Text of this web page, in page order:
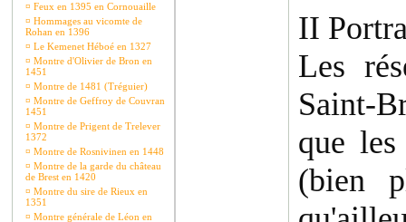
¤ Feux en 1395 en Cornouaille
¤ Hommages au vicomte de
Rohan en 1396
¤ Le Kemenet Héboé en 1327
¤ Montre d'Olivier de Bron en
1451
¤ Montre de 1481 (Tréguier)
¤ Montre de Geffroy de Couvran
1451
¤ Montre de Prigent de Trelever
1372
¤ Montre de Rosnivinen en 1448
¤ Montre de la garde du château
de Brest en 1420
¤ Montre du sire de Rieux en
1351
¤ Montre générale de Léon en
II
Les
Saint-
que
(bien